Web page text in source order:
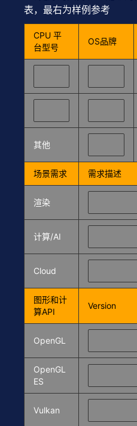
表，最右为样例参考
CPU 平
台型号
OS品牌
其他
场景需求 需求描述
渲染
计算/AI
Cloud
图形和计
算API
Version
OpenGL
OpenGL
ES
Vulkan